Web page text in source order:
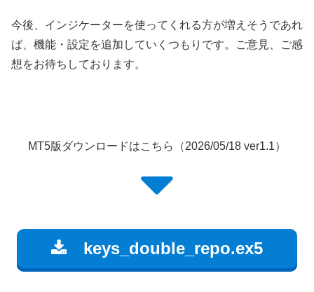
今後、インジケーターを使ってくれる方が増えそうであれ
ば、機能・設定を追加していくつもりです。ご意見、ご感
想をお待ちしております。
MT5版ダウンロードはこちら（2026/05/18 ver1.1）
keys_double_repo.ex5